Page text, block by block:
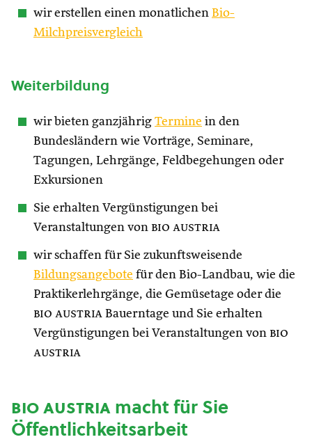
wir erstellen einen monatlichen Bio-
Milchpreisvergleich
Weiterbildung
wir bieten ganzjährig Termine in den
Bundesländern wie Vorträge, Seminare,
Tagungen, Lehrgänge, Feldbegehungen oder
Exkursionen
Sie erhalten Vergünstigungen bei
Veranstaltungen von bio austria
wir schaffen für Sie zukunftsweisende
Bildungsangebote für den Bio-Landbau, wie die
Praktikerlehrgänge, die Gemüsetage oder die
bio austria Bauerntage und Sie erhalten
Vergünstigungen bei Veranstaltungen von bio
austria
bio austriamacht für Sie
Öffentlichkeitsarbeit